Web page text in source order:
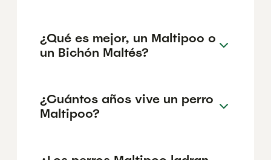
¿Qué es mejor, un Maltipoo o
un Bichón Maltés?
¿Cuántos años vive un perro
Maltipoo?